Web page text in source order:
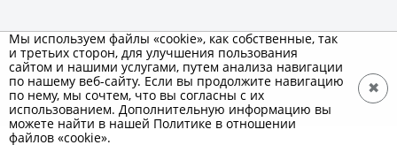
Мы используем файлы «cookie», как собственные, так
и третьих сторон, для улучшения пользования
сайтом и нашими услугами, путем анализа навигации
по нашему веб-сайту. Если вы продолжите навигацию
по нему, мы сочтем, что вы согласны с их
использованием. Дополнительную информацию вы
можете найти в нашей Политике в отношении
файлов «cookie».
✖